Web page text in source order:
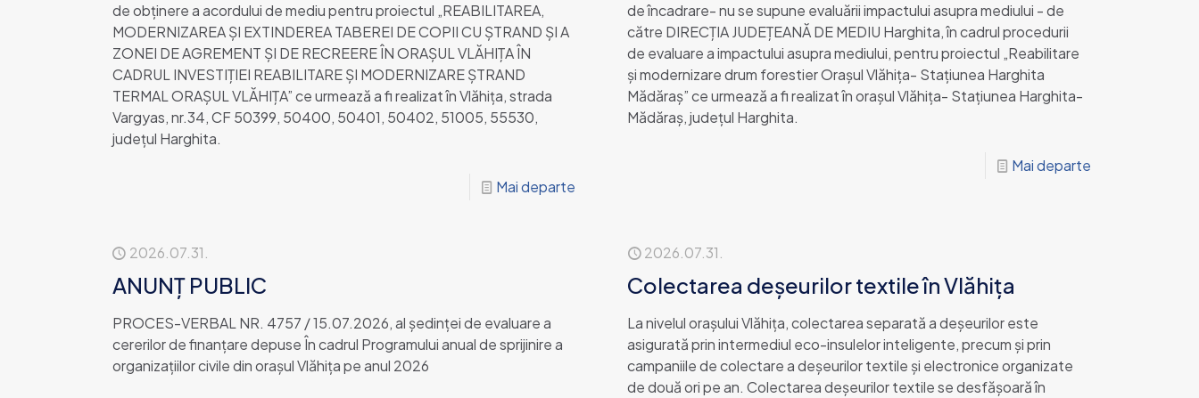
de obţinere a acordului de mediu pentru proiectul „REABILITAREA,
MODERNIZAREA ȘI EXTINDEREA TABEREI DE COPII CU ȘTRAND ȘI A
ZONEI DE AGREMENT ȘI DE RECREERE ÎN ORAȘUL VLĂHIȚA ÎN
CADRUL INVESTIȚIEI REABILITARE ȘI MODERNIZARE ȘTRAND
TERMAL ORAȘUL VLĂHIȚA” ce urmează a fi realizat în Vlăhița, strada
Vargyas, nr.34, CF 50399, 50400, 50401, 50402, 51005, 55530,
județul Harghita.
Mai departe
de încadrare- nu se supune evaluării impactului asupra mediului - de
către DIRECȚIA JUDEȚEANĂ DE MEDIU Harghita, în cadrul procedurii
de evaluare a impactului asupra mediului, pentru proiectul „Reabilitare
și modernizare drum forestier Orașul Vlăhița- Stațiunea Harghita
Mădăraș” ce urmează a fi realizat în orașul Vlăhița- Stațiunea Harghita-
Mădăraș, județul Harghita.
Mai departe
2026.07.31.
ANUNȚ PUBLIC
PROCES-VERBAL NR. 4757 / 15.07.2026, al şedinţei de evaluare a
cererilor de finanţare depuse În cadrul Programului anual de sprijinire a
organizaţiilor civile din oraşul Vlăhiţa pe anul 2026
2026.07.31.
Colectarea deșeurilor textile în Vlăhița
La nivelul orașului Vlăhița, colectarea separată a deșeurilor este
asigurată prin intermediul eco-insulelor inteligente, precum și prin
campaniile de colectare a deșeurilor textile și electronice organizate
de două ori pe an. Colectarea deșeurilor textile se desfășoară în